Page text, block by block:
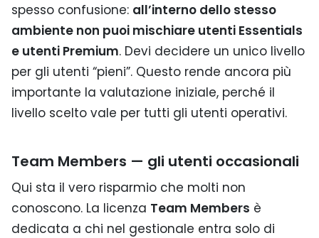
spesso confusione: all’interno dello stesso
ambiente non puoi mischiare utenti Essentials
e utenti Premium. Devi decidere un unico livello
per gli utenti “pieni”. Questo rende ancora più
importante la valutazione iniziale, perché il
livello scelto vale per tutti gli utenti operativi.
Team Members — gli utenti occasionali
Qui sta il vero risparmio che molti non
conoscono. La licenza Team Members è
dedicata a chi nel gestionale entra solo di